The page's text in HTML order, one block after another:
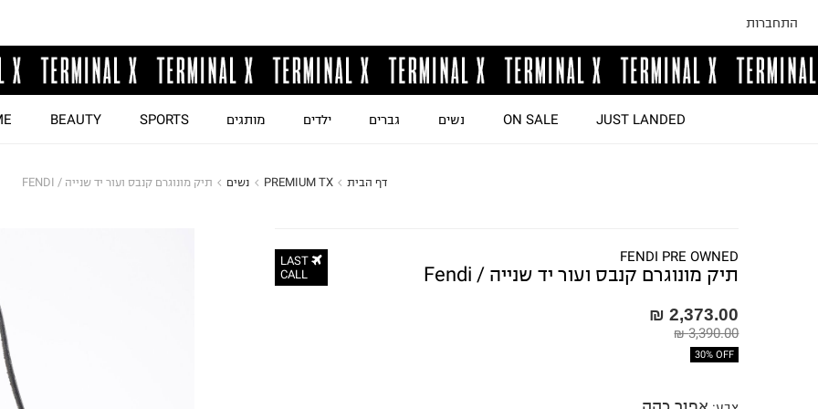
התחברות
JUST LANDED
ON SALE נשים גברים ילדים מותגים SPORTS
BEAUTY
דף הבית PREMIUM TX נשים תיק מונוגרם קנבס ועור יד שנייה / FENDI
FENDI PRE OWNED
תיק מונוגרם קנבס ועור יד שנייה / Fendi
LAST
CALL
2,373.00 ₪
3,390.00 ₪
30% OFF